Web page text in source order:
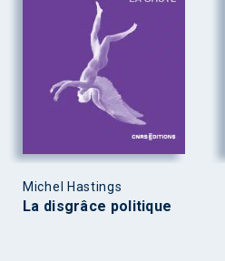
Michel Hastings
La disgrâce politique